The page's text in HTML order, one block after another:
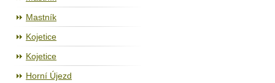
Mastník
Kojetice
Kojetice
Horní Újezd